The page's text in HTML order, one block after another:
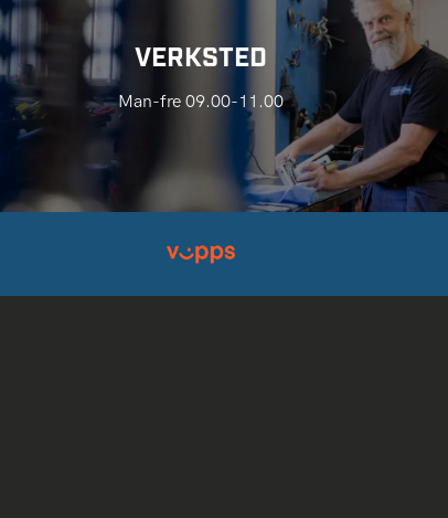
VERKSTED
Man-fre 09.00-11.00